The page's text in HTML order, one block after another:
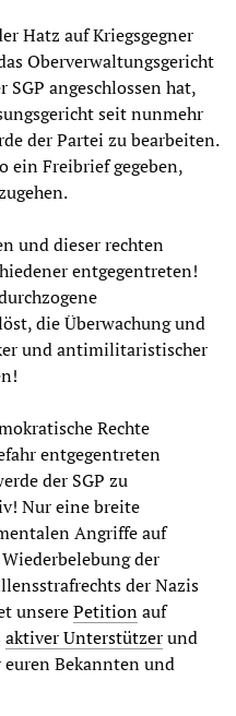
Hatz auf Kriegsgegner
Oberverwaltungsgericht
angeschlossen hat,
seit nunmehr
der Partei zu bearbeiten.
ein Freibrief gegeben,
und dieser rechten
entgegentreten!
die Überwachung und
und antimilitaristischer
Rechte
entgegentreten
der SGP zu
Nur eine breite
Angriffe auf
der
der Nazis
unserePetitionauf
aktiver Unterstützerund
Bekannten und